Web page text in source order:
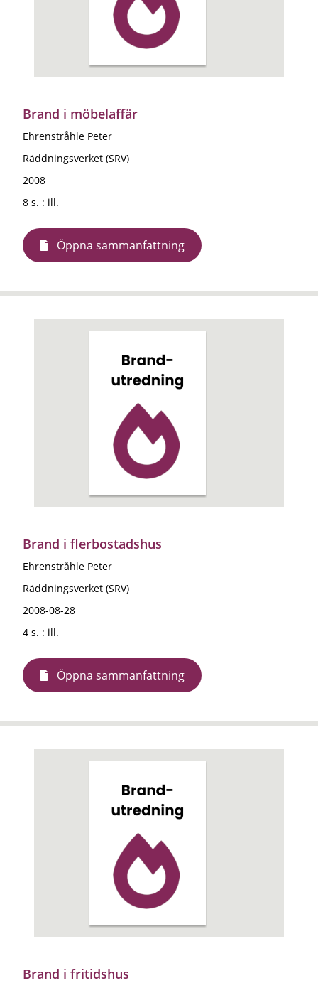
Brand i möbelaffär
Ehrenstråhle Peter
Räddningsverket (SRV)
2008
8 s. : ill.
Öppna sammanfattning
Brand i flerbostadshus
Ehrenstråhle Peter
Räddningsverket (SRV)
2008-08-28
4 s. : ill.
Öppna sammanfattning
Brand i fritidshus